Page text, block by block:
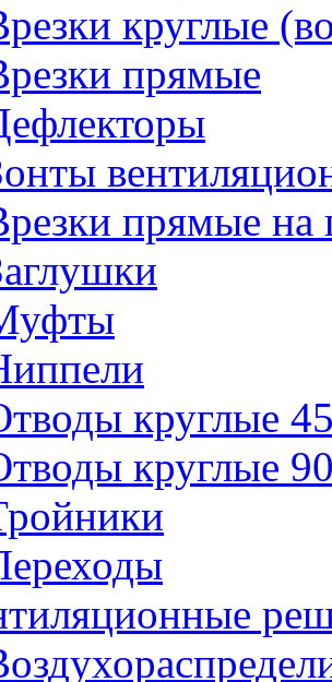
круглые
прямые
прямые на
круглые
круглые